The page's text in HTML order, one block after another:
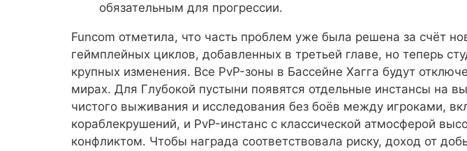
обязательным для прогрессии.
Funcom отметила, что часть проблем уже была решена за счёт
геймплейных циклов, добавленных в третьей главе, но теперь
крупных изменения. Все PvP-зоны в Бассейне Хагга будут
мирах. Для Глубокой пустыни появятся отдельные инстансы на
чистого выживания и исследования без боёв между игроками,
кораблекрушений, и PvP-инстанс с классической атмосферой
конфликтом. Чтобы награда соответствовала риску, доход от